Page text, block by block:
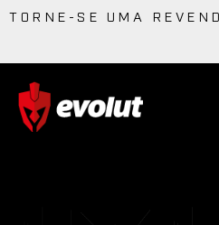
TORNE-SE UMA